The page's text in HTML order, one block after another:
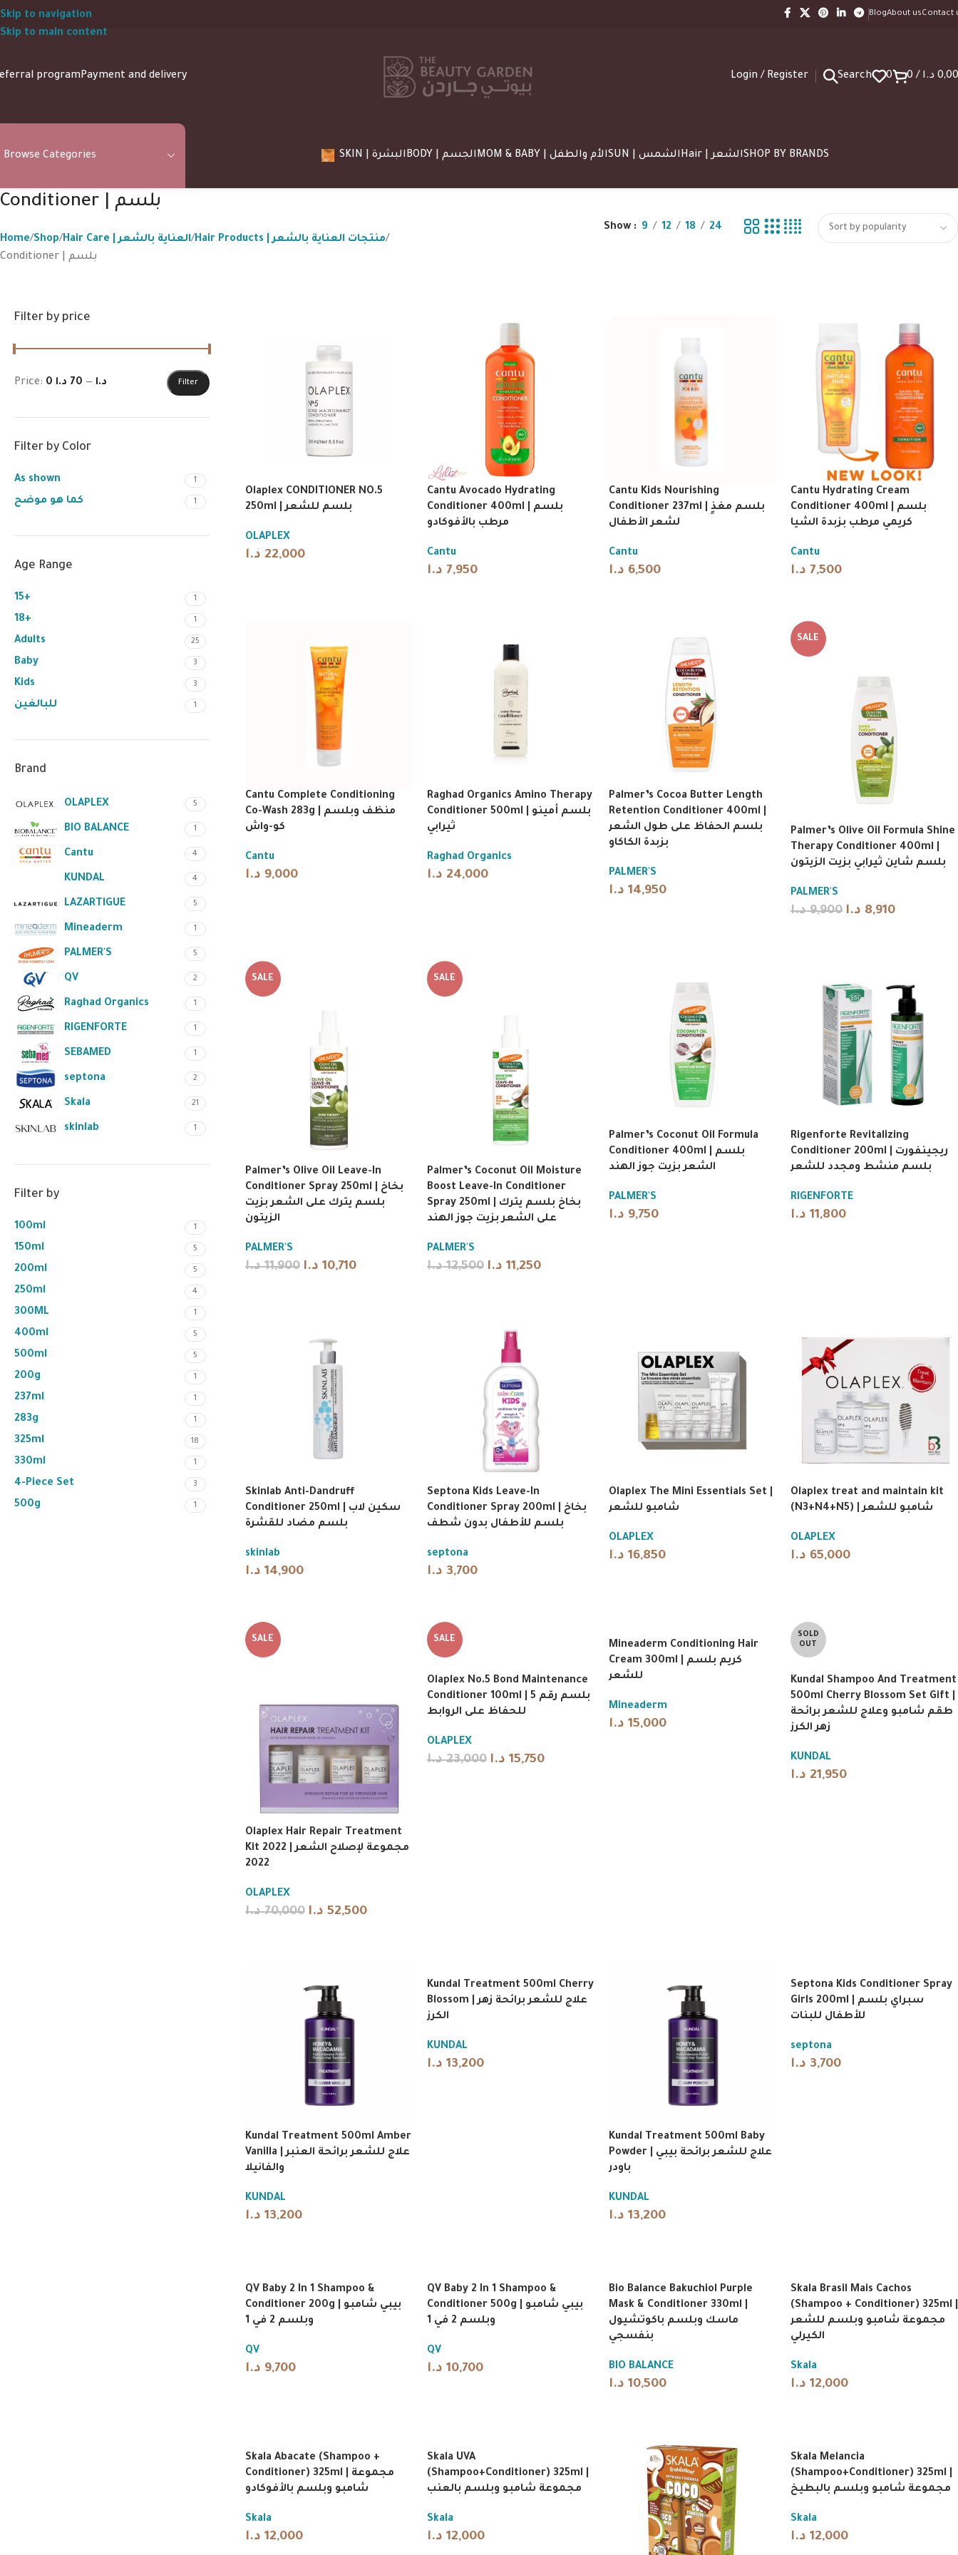
Skip to navigation
Skip to main content
BlogAbout usContact
programPayment and delivery Login / Register Search 0 0/ د.ا
Browse Categories SKIN | البشرة BODY | الجسم MOM & BABY | الأم والطفل SUN | الشمس Hair | الشعرSHOP BY BRANDS
Conditioner | بلسم
Home Shop Hair Care | العناية بالشعر
Hair Products | منتجات العناية بالشعر
Conditioner | بلسم
Show 9 12 18 24
Filter by price
Filter
Price: 0 د.ا — 70 د.ا
Filter by Color
As shown 1
كما هو موضح 1
Age Range
15+ 1
18+ 1
Adults 25
Baby 3
Kids 3
للبالغين 1
Brand
OLAPLEX 5
BIO BALANCE 1
Cantu 4
KUNDAL 4
LAZARTIGUE 5
Mineaderm 1
PALMER'S 5
QV 2
Raghad Organics 1
RIGENFORTE 1
SEBAMED 1
septona 2
Skala 21
skinlab 1
Filter by
100ml 1
150ml 5
200ml 5
250ml 4
300ML 1
400ml 5
500ml 5
200g 1
237ml 1
283g 1
325ml 18
330ml 1
4-Piece Set 3
500g 1
Olaplex CONDITIONER NO.5
250ml | بلسم للشعر
OLAPLEX
22,000 د.ا
Cantu Avocado Hydrating
Conditioner 400ml | بلسم
مرطب بالأفوكادو
Cantu
7,950 د.ا
Cantu Kids Nourishing
Conditioner 237ml | بلسم مغذٍ
لشعر الأطفال
Cantu
6,500 د.ا
Cantu Hydrating Cream
Conditioner 400ml | بلسم
كريمي مرطب بزبدة الشيا
Cantu
7,500 د.ا
Cantu Complete Conditioning
Co-Wash 283g | منظف وبلسم
كو-واش
Cantu
9,000 د.ا
Raghad Organics Amino Therapy
Conditioner 500ml | بلسم أمينو
ثيرابي
Raghad Organics
24,000 د.ا
Palmer’s Cocoa Butter Length
Retention Conditioner 400ml |
بلسم الحفاظ على طول الشعر
بزبدة الكاكاو
PALMER'S
14,950 د.ا
SALE
Palmer’s Olive Oil Formula Shine
Therapy Conditioner 400ml |
بلسم شاين ثيرابي بزيت الزيتون
PALMER'S
9,900 د.ا 8,910 د.ا
SALE
Palmer’s Olive Oil Leave-In
Conditioner Spray 250ml | بخاخ
بلسم يترك على الشعر بزيت
الزيتون
PALMER'S
11,900 د.ا 10,710 د.ا
SALE
Palmer’s Coconut Oil Moisture
Boost Leave-In Conditioner
Spray 250ml | بخاخ بلسم يترك
على الشعر بزيت جوز الهند
PALMER'S
12,500 د.ا 11,250 د.ا
Palmer’s Coconut Oil Formula
Conditioner 400ml | بلسم
الشعر بزيت جوز الهند
PALMER'S
9,750 د.ا
Rigenforte Revitalizing
Conditioner 200ml | ريجينفورت
بلسم منشط ومجدد للشعر
RIGENFORTE
11,800 د.ا
Skinlab Anti-Dandruff
Conditioner 250ml | سكين لاب
بلسم مضاد للقشرة
skinlab
14,900 د.ا
Septona Kids Leave-In
Conditioner Spray 200ml | بخاخ
بلسم للأطفال بدون شطف
septona
3,700 د.ا
Olaplex The Mini Essentials Set |
شامبو للشعر
OLAPLEX
16,850 د.ا
Olaplex treat and maintain kit
(N3+N4+N5) | شامبو للشعر
OLAPLEX
65,000 د.ا
SALE
Olaplex Hair Repair Treatment
Kit 2022 | مجموعة لإصلاح الشعر
2022
OLAPLEX
70,000 د.ا 52,500 د.ا
SALE
Olaplex No.5 Bond Maintenance
Conditioner 100ml | بلسم رقم 5
للحفاظ على الروابط
OLAPLEX
23,000 د.ا 15,750 د.ا
Mineaderm Conditioning Hair
Cream 300ml | كريم بلسم
للشعر
Mineaderm
15,000 د.ا
SOLD
OUT
Kundal Shampoo And Treatment
500ml Cherry Blossom Set Gift |
طقم شامبو وعلاج للشعر برائحة
زهر الكرز
KUNDAL
21,950 د.ا
Kundal Treatment 500ml Amber
Vanilla | علاج للشعر برائحة العنبر
والفانيلا
KUNDAL
13,200 د.ا
Kundal Treatment 500ml Cherry
Blossom | علاج للشعر برائحة زهر
الكرز
KUNDAL
13,200 د.ا
Kundal Treatment 500ml Baby
Powder | علاج للشعر برائحة بيبي
باودر
KUNDAL
13,200 د.ا
Septona Kids Conditioner Spray
Girls 200ml | سبراي بلسم
للأطفال للبنات
septona
3,700 د.ا
QV Baby 2 In 1 Shampoo &
Conditioner 200g | بيبي شامبو
وبلسم 2 في 1
QV
9,700 د.ا
QV Baby 2 In 1 Shampoo &
Conditioner 500g | بيبي شامبو
وبلسم 2 في 1
QV
10,700 د.ا
Bio Balance Bakuchiol Purple
Mask & Conditioner 330ml |
ماسك وبلسم باكوتشيول
بنفسجي
BIO BALANCE
10,500 د.ا
Skala Brasil Mais Cachos
(Shampoo + Conditioner) 325ml |
مجموعة شامبو وبلسم للشعر
الكيرلي
Skala
12,000 د.ا
Skala Abacate (Shampoo +
Conditioner) 325ml | مجموعة
شامبو وبلسم بالأفوكادو
Skala
12,000 د.ا
Skala UVA
(Shampoo+Conditioner) 325ml |
مجموعة شامبو وبلسم بالعنب
Skala
12,000 د.ا
Skala Melancia
(Shampoo+Conditioner) 325ml |
مجموعة شامبو وبلسم بالبطيخ
Skala
12,000 د.ا